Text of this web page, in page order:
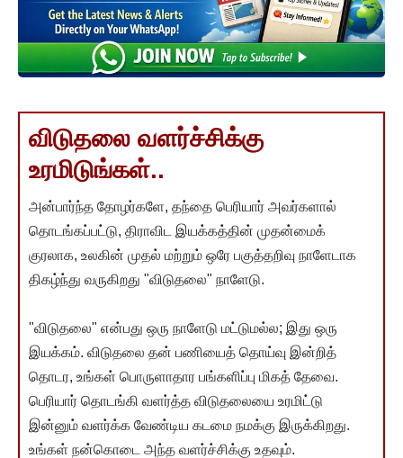
விடுதலை வளர்ச்சிக்கு
உரமிடுங்கள்..
அன்பார்ந்த தோழர்களே, தந்தை பெரியார் அவர்களால்
தொடங்கப்பட்டு, திராவிட இயக்கத்தின் முதன்மைக்
குரலாக, உலகின் முதல் மற்றும் ஒரே பகுத்தறிவு நாளேடாக
திகழ்ந்து வருகிறது "விடுதலை" நாளேடு.
"விடுதலை" என்பது ஒரு நாளேடு மட்டுமல்ல; இது ஒரு
இயக்கம். விடுதலை தன் பணியைத் தொய்வு இன்றித்
தொடர, உங்கள் பொருளாதார பங்களிப்பு மிகத் தேவை.
பெரியார் தொடங்கி வளர்த்த விடுதலையை உரமிட்டு
இன்னும் வளர்க்க வேண்டிய கடமை நமக்கு இருக்கிறது.
உங்கள் நன்கொடை அந்த வளர்ச்சிக்கு உதவும்.